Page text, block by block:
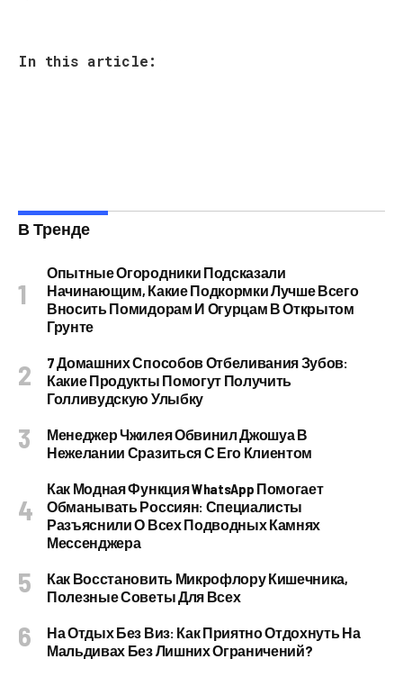
In this article:
В Тренде
Опытные Огородники Подсказали
Начинающим, Какие Подкормки Лучше Всего
Вносить Помидорам И Огурцам В Открытом
Грунте
7 Домашних Способов Отбеливания Зубов:
Какие Продукты Помогут Получить
Голливудскую Улыбку
Менеджер Чжилея Обвинил Джошуа В
Нежелании Сразиться С Его Клиентом
Как Модная Функция WhatsApp Помогает
Обманывать Россиян: Специалисты
Разъяснили О Всех Подводных Камнях
Мессенджера
Как Восстановить Микрофлору Кишечника,
Полезные Советы Для Всех
На Отдых Без Виз: Как Приятно Отдохнуть На
Мальдивах Без Лишних Ограничений?